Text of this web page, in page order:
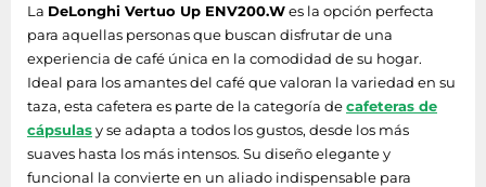
Pantalla incorporada No
Tipo de control
Bluetooth Si
Color del producto Blanco
La DeLonghi Vertuo Up ENV200.Wes la opción perfecta
para aquellas personas que buscan disfrutar de una
experiencia de café única en la comodidad de su hogar.
Ideal para los amantes del café que valoran la variedad en su
taza, esta cafetera es parte de la categoría decafeteras de
cápsulasy se adapta a todos los gustos, desde los más
suaves hasta los más intensos. Su diseño elegante y
funcional la convierte en un aliado indispensable para